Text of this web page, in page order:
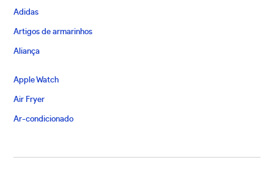
Adidas
Artigos de armarinhos
Aliança
Apple Watch
Air Fryer
Ar-condicionado